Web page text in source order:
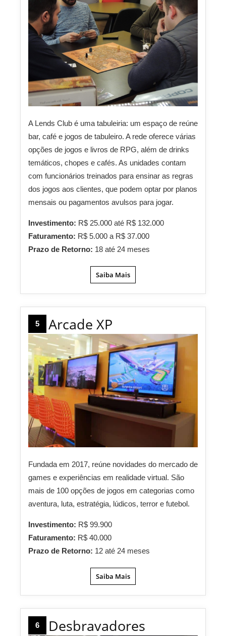
A Lends Club é uma tabuleiria: um espaço de reúne
bar, café e jogos de tabuleiro. A rede oferece várias
opções de jogos e livros de RPG, além de drinks
temáticos, chopes e cafés. As unidades contam
com funcionários treinados para ensinar as regras
dos jogos aos clientes, que podem optar por planos
mensais ou pagamentos avulsos para jogar.
Investimento: R$ 25.000 até R$ 132.000
Faturamento: R$ 5.000 a R$ 37.000
Prazo de Retorno: 18 até 24 meses
Saiba Mais
5 Arcade XP
Fundada em 2017, reúne novidades do mercado de
games e experiências em realidade virtual. São
mais de 100 opções de jogos em categorias como
aventura, luta, estratégia, lúdicos, terror e futebol.
Investimento: R$ 99.900
Faturamento: R$ 40.000
Prazo de Retorno: 12 até 24 meses
Saiba Mais
6 Desbravadores